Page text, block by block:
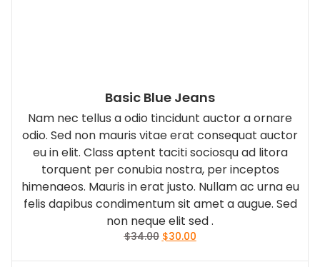
Basic Blue Jeans
Nam nec tellus a odio tincidunt auctor a ornare
odio. Sed non mauris vitae erat consequat auctor
eu in elit. Class aptent taciti sociosqu ad litora
torquent per conubia nostra, per inceptos
himenaeos. Mauris in erat justo. Nullam ac urna eu
felis dapibus condimentum sit amet a augue. Sed
non neque elit sed .
$34.00 Le
$30.00Le